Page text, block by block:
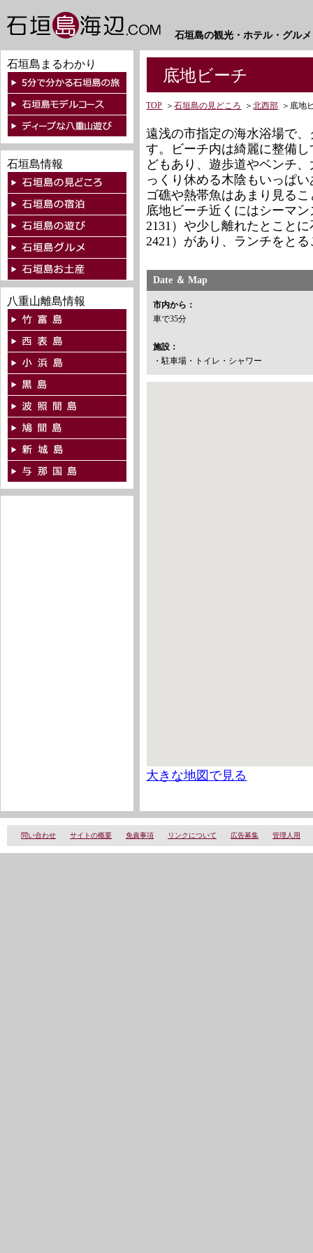
石垣島の観光・ホテル・グル
石垣島まるわかり
石垣島情報
八重山離島情報
底地ビーチ
TOP ＞石垣島の見どころ ＞北西部 ＞ 底地
遠浅の市指定の海水浴場で
す。ビーチ内は綺麗に整備
どもあり、遊歩道やベンチ
っくり休める木陰もいっぱ
ゴ礁や熱帯魚はあまり見る
底地ビーチ近くにはシーマ
2131）や少し離れたとこと
2421）があり、ランチをと
Date ＆ Map
市内から：
車で35分
施設：
・駐車場・トイレ・シャワー
大きな地図で見る
問い合わせ サイトの概要 免責事項 リンクについて 広告募集 管理人用